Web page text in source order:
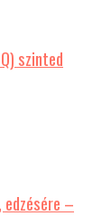
szinted
–